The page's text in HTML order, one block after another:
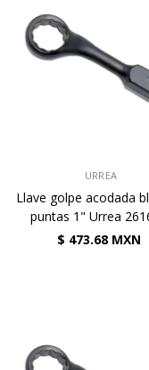
URREA
Llave golpe acodada
puntas 1" Urrea
$ 473.68 MXN